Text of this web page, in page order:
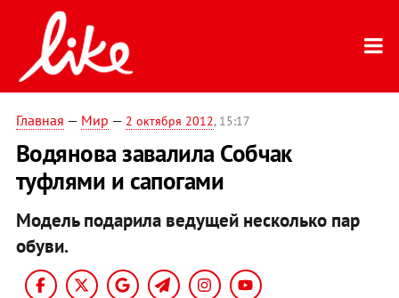
Главная — Мир — 2 октября 2012, 15:17
Водянова завалила Собчак
туфлями и сапогами
Модель подарила ведущей несколько пар
обуви.